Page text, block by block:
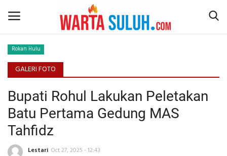
Home
NEWS
JAZIRAH RIAU
POLITIK
Rokan Hulu
GALERI FOTO
Bupati Rohul Lakukan Peletakan
Batu Pertama Gedung MAS
Tahfidz
Lestari Oct 27, 2025 - 12:43